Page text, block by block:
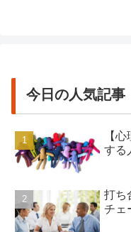
今日の人気記
【
する
打ち
チェ